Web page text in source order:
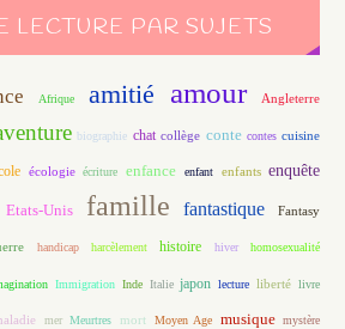
LECTURE PAR SUJETS
Afrique amitié amour Angleterre
biographie chat collège conte contes cuisine
écologie écriture enfance enfant enfants enquête
Etats-Unis famille fantastique Fantasy
handicap harcèlement histoire hiver homosexualité
Immigration Inde Italie japon lecture liberté livre
mer Meurtres mort Moyen Age musique mystère